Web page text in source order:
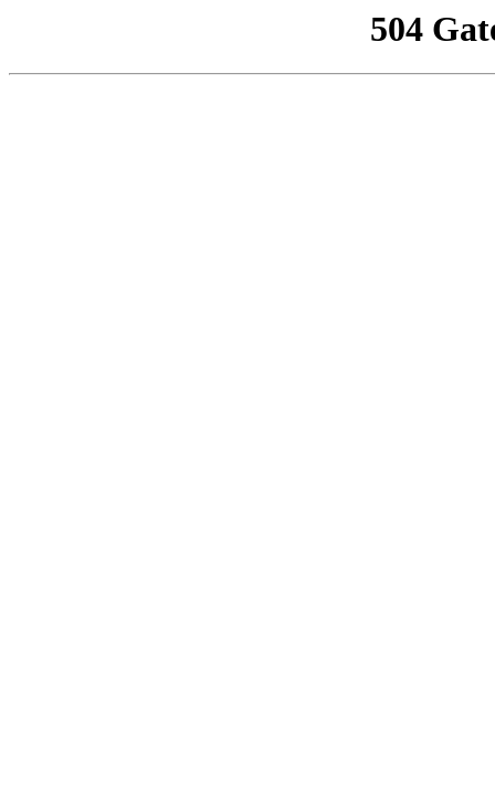
504